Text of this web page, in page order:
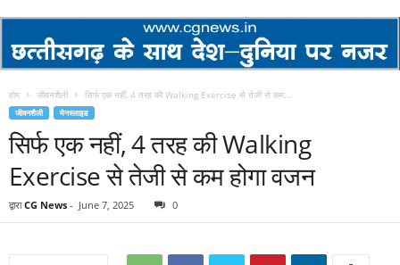
होम जीवनशैली सिर्फ एक नहीं, 4 तरह की Walking Exercise से तेजी से कम...
जीवनशैली मेनस्लाइड
सिर्फ एक नहीं, 4 तरह की Walking
Exercise से तेजी से कम होगा वजन
द्वारा CG News - June 7, 2025 0